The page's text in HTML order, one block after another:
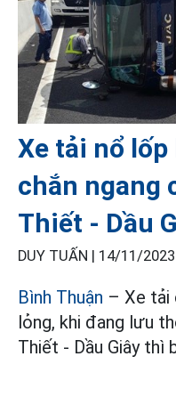
Xe tải nổ
chắn ngang
Thiết - Dầu
DUY TUẤN | 14/11/
Bình Thuận – Xe tải
lỏng, khi đang lưu
Thiết - Dầu Giây thì